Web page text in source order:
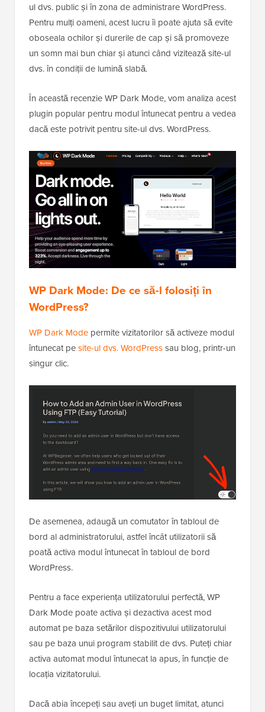
ul dvs. public și în zona de administrare WordPress.
Pentru mulți oameni, acest lucru îi poate ajuta să evite
oboseala ochilor și durerile de cap și să promoveze
un somn mai bun chiar și atunci când vizitează site-ul
dvs. în condiții de lumină slabă.
În această recenzie WP Dark Mode, vom analiza acest
plugin popular pentru modul întunecat pentru a vedea
dacă este potrivit pentru site-ul dvs. WordPress.
WP Dark Mode: De ce să-l folosiți în
WordPress?
WP Dark Mode permite vizitatorilor să activeze modul
întunecat pesite-ul dvs. WordPresssau blog, printr-un
singur clic.
De asemenea, adaugă un comutator în tabloul de
bord al administratorului, astfel încât utilizatorii să
poată activa modul întunecat în tabloul de bord
WordPress.
Pentru a face experiența utilizatorului perfectă, WP
Dark Mode poate activa și dezactiva acest mod
automat pe baza setărilor dispozitivului utilizatorului
sau pe baza unui program stabilit de dvs. Puteți chiar
activa automat modul întunecat la apus, în funcție de
locația vizitatorului.
Dacă abia începeți sau aveți un buget limitat, atunci